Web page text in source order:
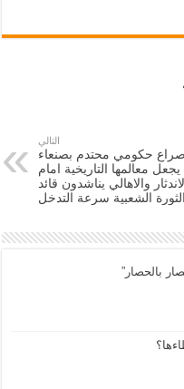
التالي
صراع حكومي محتدم بصنعاء
يجعل معالمها التاريخية امام
والاهالي يناشدون قائد
الثورة الشعبية سرعة التدخل
بالحصار”